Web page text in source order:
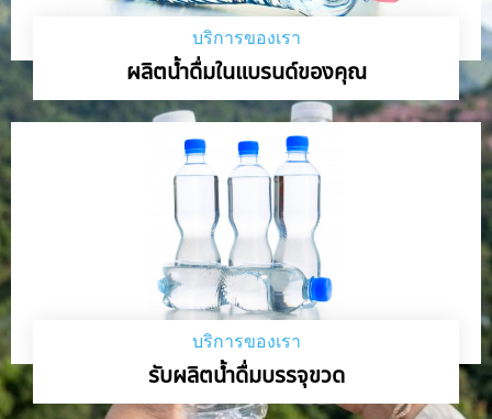
บริการของเรา
ผลิตน้ำดื่มในแบรนด์ของคุณ
บริการของเรา
รับผลิตน้ำดื่มบรรจุขวด